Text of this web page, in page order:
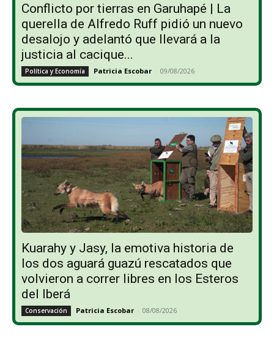
Conflicto por tierras en Garuhapé | La
querella de Alfredo Ruff pidió un nuevo
desalojo y adelantó que llevará a la
justicia al cacique...
Política y Economía Patricia Escobar - 09/08/2026
Kuarahy y Jasy, la emotiva historia de
los dos aguará guazú rescatados que
volvieron a correr libres en los Esteros
del Iberá
Conservación Patricia Escobar - 08/08/2026